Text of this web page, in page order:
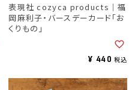
表現社 cozyca products｜福
岡麻利子・バースデーカード「お
くりもの」
¥ 440 税込